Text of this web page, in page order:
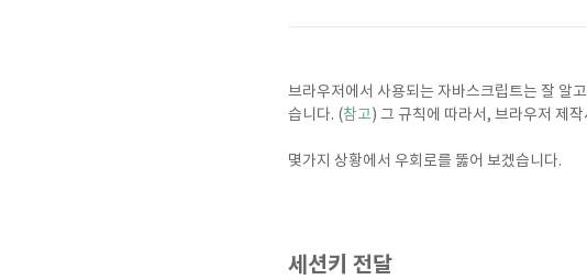
브라우저에서 사용되는 자바스크립트는 잘
습니다. (참고) 그 규칙에 따라서, 브라우저 제
몇가지 상황에서 우회로를 뚫어 보겠습니다.
세션키 전달